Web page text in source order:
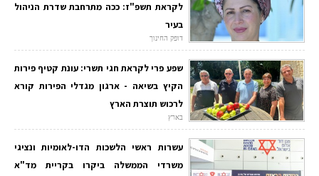
לקראת תשפ"ז: ככה מתרחבת שדרת הניהול
בעיר
דופק החינוך
שפע פרי לקראת חגי תשרי: עונת קטיף פירות
הקיץ בשיאה - ארגון מגדלי הפירות קורא
לרכוש תוצרת הארץ
בארץ
עשרות ראשי הלשכות הדו-לאומיות ונציגי
משרדי הממשלה ביקרו בקריית מד"א